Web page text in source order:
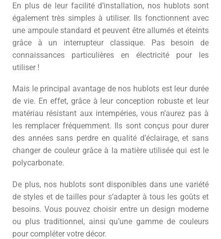
En plus de leur facilité d’installation, nos hublots sont
également très simples à utiliser. Ils fonctionnent avec
une ampoule standard et peuvent être allumés et éteints
grâce à un interrupteur classique. Pas besoin de
connaissances particulières en électricité pour les
utiliser !
Mais le principal avantage de nos hublots est leur durée
de vie. En effet, grâce à leur conception robuste et leur
matériau résistant aux intempéries, vous n’aurez pas à
les remplacer fréquemment. Ils sont conçus pour durer
des années sans perdre en qualité d’éclairage, et sans
changer de couleur grâce à la matière utilisée qui est le
polycarbonate.
De plus, nos hublots sont disponibles dans une variété
de styles et de tailles pour s’adapter à tous les goûts et
besoins. Vous pouvez choisir entre un design moderne
ou plus traditionnel, ainsi qu’une gamme de couleurs
pour compléter votre décor.